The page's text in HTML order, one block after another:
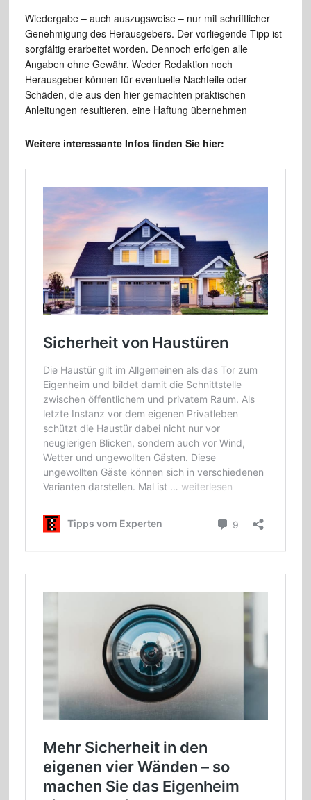
Wiedergabe – auch auszugsweise – nur mit schriftlicher
Genehmigung des Herausgebers. Der vorliegende Tipp ist
sorgfältig erarbeitet worden. Dennoch erfolgen alle
Angaben ohne Gewähr. Weder Redaktion noch
Herausgeber können für eventuelle Nachteile oder
Schäden, die aus den hier gemachten praktischen
Anleitungen resultieren, eine Haftung übernehmen
Weitere interessante Infos finden Sie hier: